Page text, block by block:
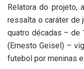
Relatora do projeto,
ressalta o caráter de
quatro décadas – de
(Ernesto Geisel) –
futebol por meninas